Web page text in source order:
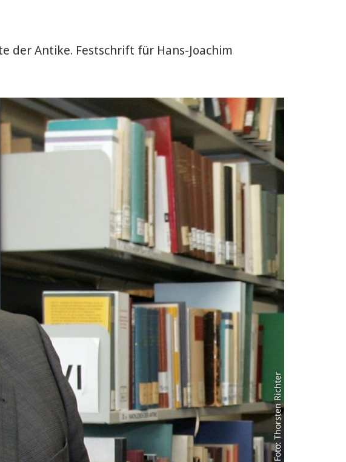
der Antike. Festschrift für Hans-Joachim
Foto: Thorsten Richter